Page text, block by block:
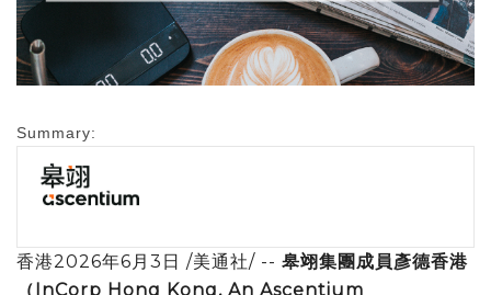
Summary:
香港2026年6月3日 /美通社/ -- 皋翊集團成員彥德香港
（ InCorp Hong Kong, An Ascentium